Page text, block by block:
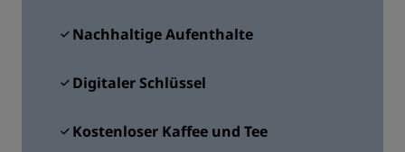
Nachhaltige Aufenthalte
Digitaler Schlüssel
Kostenloser Kaffee und Tee